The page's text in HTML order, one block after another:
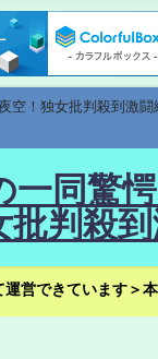
！独女批判殺到激
同驚
判殺
営できています＞